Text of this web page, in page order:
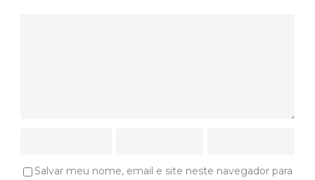
Salvar meu nome, email e site neste navegador para